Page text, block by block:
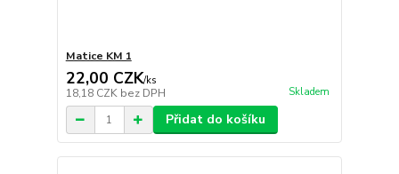
Matice KM 1
22,00 CZK/ks
18,18 CZK bez DPH Skladem
Přidat do košíku